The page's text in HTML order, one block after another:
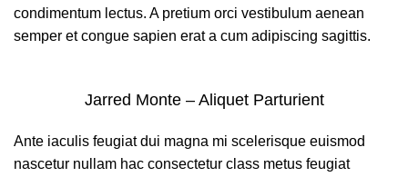
condimentum lectus. A pretium orci vestibulum aenean
semper et congue sapien erat a cum adipiscing sagittis.
Jarred Monte – Aliquet Parturient
Ante iaculis feugiat dui magna mi scelerisque euismod
nascetur nullam hac consectetur class metus feugiat